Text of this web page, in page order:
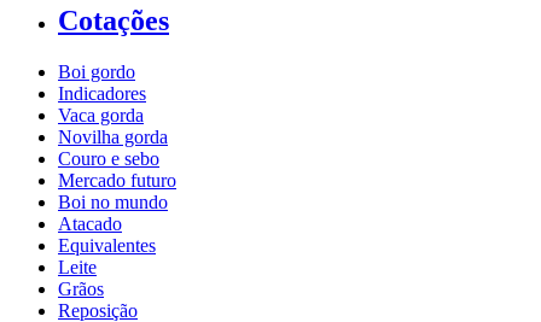
Cotações
Boi gordo
Indicadores
Vaca gorda
Novilha gorda
Couro e sebo
Mercado futuro
Boi no mundo
Atacado
Equivalentes
Leite
Grãos
Reposição